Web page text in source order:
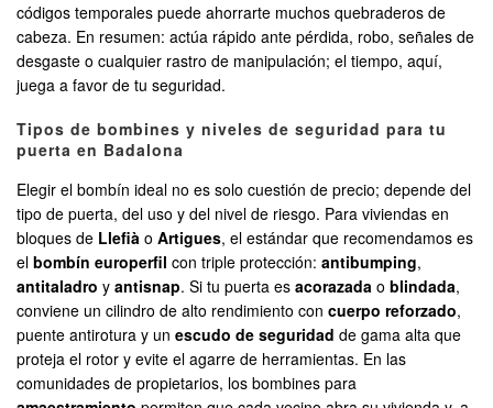
códigos temporales puede ahorrarte muchos quebraderos de
cabeza. En resumen: actúa rápido ante pérdida, robo, señales de
desgaste o cualquier rastro de manipulación; el tiempo, aquí,
juega a favor de tu seguridad.
Tipos de bombines y niveles de seguridad para tu
puerta en Badalona
Elegir el bombín ideal no es solo cuestión de precio; depende del
tipo de puerta, del uso y del nivel de riesgo. Para viviendas en
bloques de Llefià o Artigues, el estándar que recomendamos es
el bombín europerfil con triple protección: antibumping,
antitaladro y antisnap. Si tu puerta es acorazada o blindada,
conviene un cilindro de alto rendimiento con cuerpo reforzado,
puente antirotura y un escudo de seguridad de gama alta que
proteja el rotor y evite el agarre de herramientas. En las
comunidades de propietarios, los bombines para